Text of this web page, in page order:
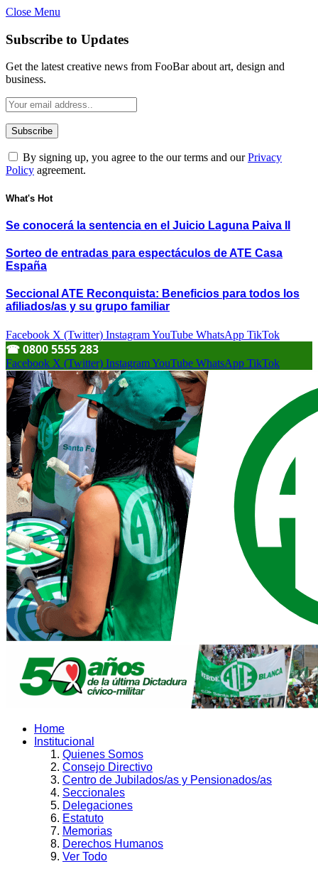
Close Menu
Subscribe to Updates
Get the latest creative news from FooBar about art, design and
business.
By signing up, you agree to the our terms and ourPrivacy
Policy agreement.
What's Hot
Se conocerá la sentencia en el Juicio Laguna Paiva II
Sorteo de entradas para espectáculos de ATE Casa
España
Seccional ATE Reconquista: Beneficios para todos los
afiliados/as y su grupo familiar
Facebook X (Twitter) InstagramYouTube WhatsApp TikTok
☎︎ 0800 5555 283
Facebook X (Twitter) InstagramYouTube WhatsApp TikTok
Home
Institucional
Quienes Somos
Consejo Directivo
Centro de Jubilados/as y Pensionados/as
Seccionales
Delegaciones
Estatuto
Memorias
Derechos Humanos
Ver Todo